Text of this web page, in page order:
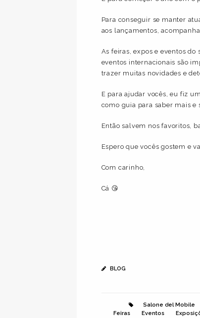
Para conseguir se manter
aos lançamentos,
As feiras, expos e eventos
eventos internacionais são
trazer muitas novidades e
E para ajudar vocês, eu fiz
como guia para saber mais e
Então salvem nos favoritos,
Espero que vocês gostem e
Com carinho,
Cá 😘
BLOG
Salone del Mobile
Feiras
Eventos